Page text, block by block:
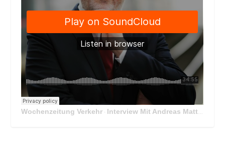
Wochenzeitung Verkehr · Interview Mit Andreas Matthä, CEO der ÖBB Holding